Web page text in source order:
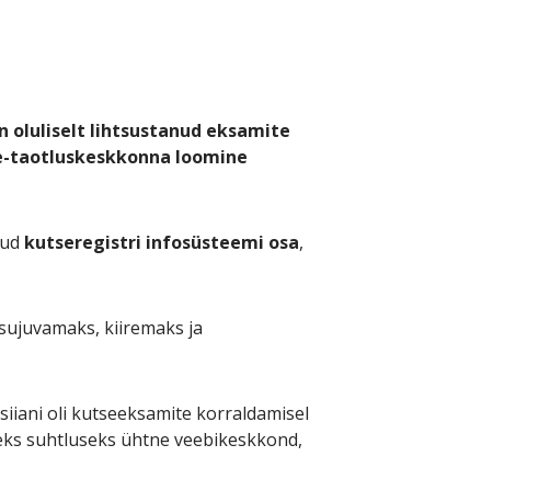
oluliselt lihtsustanud eksamite
taotluskeskkonna loomine
kutseregistri infosüsteemi osa,
kiiremaks ja
oli kutseeksamite korraldamisel
suhtluseks ühtne veebikeskkond,